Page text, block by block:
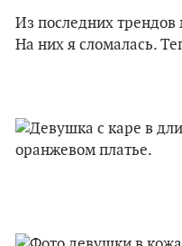
Из последних трендов
На них я сломалась.